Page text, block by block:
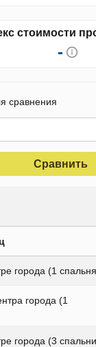
стоимости
-
сравнения
Сравнить
города (1
города (1
города (3